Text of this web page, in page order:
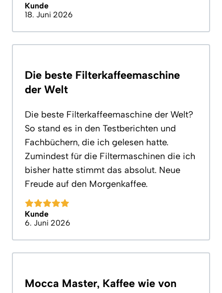
Kunde
18. Juni 2026
Die beste Filterkaffeemaschine
der Welt
Die beste Filterkaffeemaschine der Welt?
So stand es in den Testberichten und
Fachbüchern, die ich gelesen hatte.
Zumindest für die Filtermaschinen die ich
bisher hatte stimmt das absolut. Neue
Freude auf den Morgenkaffee.
Kunde
6. Juni 2026
Mocca Master, Kaffee wie von